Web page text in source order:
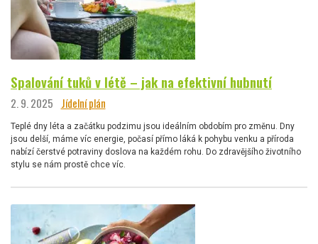
Spalování tuků v létě – jak na efektivní hubnutí
2. 9. 2025 Jídelní plán
Teplé dny léta a začátku podzimu jsou ideálním obdobím pro změnu. Dny
jsou delší, máme víc energie, počasí přímo láká k pohybu venku a příroda
nabízí čerstvé potraviny doslova na každém rohu. Do zdravějšího životního
stylu se nám prostě chce víc.